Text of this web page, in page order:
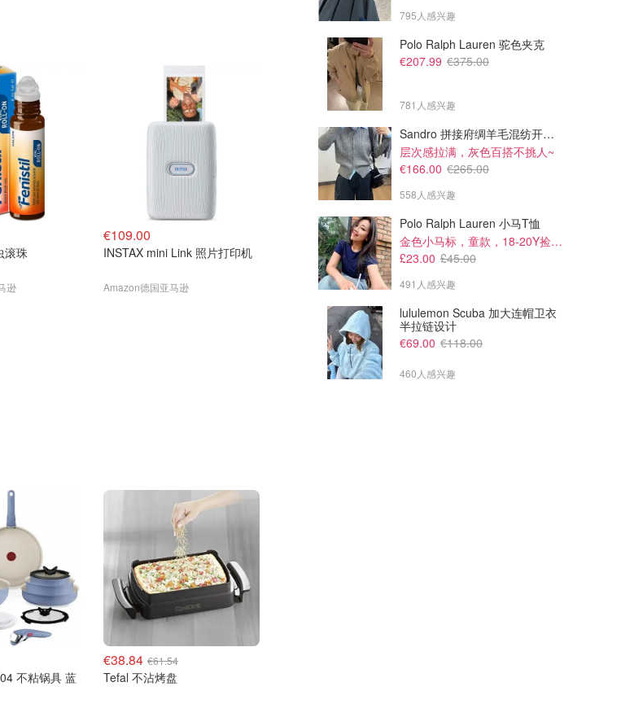
滚珠
逊
€109.00
INSTAX mini Link 照片打印机
Amazon德国亚马逊
€99.99
INSTAX PAL 紫色
Amazon德国亚马逊
€10.89 €12.99
Instax Mini Film 爱心相纸
Amazon德国亚马逊
€38.84 €61.54
Tefal 不沾烤盘
795人感兴趣
Polo Ralph Lauren 驼色夹克
€207.99 €375.00
781人感兴趣
Sandro 拼接府绸羊毛混纺开衫 灰色
层次感拉满，灰色百搭不挑人~
€166.00 €265.00
558人感兴趣
Polo Ralph Lauren 小马T恤
金色小马标，童款，18-20Y捡漏！
£23.00 £45.00
491人感兴趣
lululemon Scuba 加大连帽卫衣
半拉链设计
€69.00 €118.00
460人感兴趣